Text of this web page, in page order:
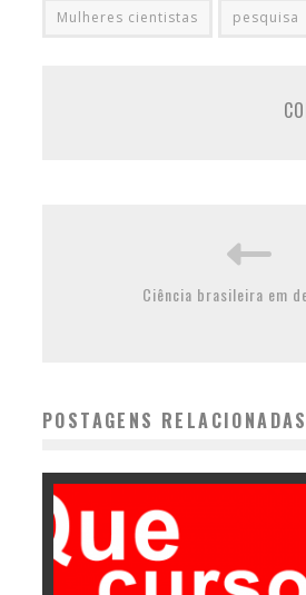
Mulheres cientistas pesquisa
Ciência brasileira em
POSTAGENS RELACIONADAS